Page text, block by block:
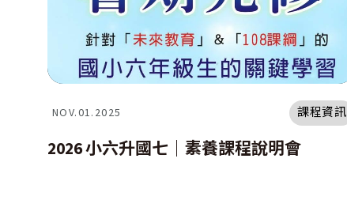
NOV.01.2025 課程資訊
2026 小六升國七｜素養課程說明會